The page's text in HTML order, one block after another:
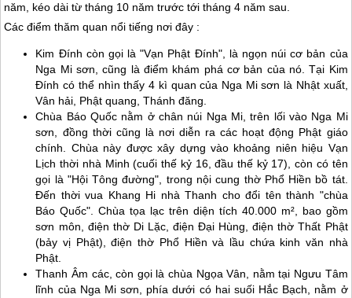
năm, kéo dài từ tháng 10 năm trước tới tháng 4 năm sau.
Các điểm thăm quan nổi tiếng nơi đây :
Kim Đính còn gọi là "Vạn Phật Đính", là ngọn núi cơ bản của
Nga Mi sơn, cũng là điểm khám phá cơ bản của nó. Tại Kim
Đính có thể nhìn thấy 4 kì quan của Nga Mi sơn là Nhật xuất,
Vân hải, Phật quang, Thánh đăng.
Chùa Báo Quốc nằm ở chân núi Nga Mi, trên lối vào Nga Mi
sơn, đồng thời cũng là nơi diễn ra các hoạt động Phật giáo
chính. Chùa này được xây dựng vào khoảng niên hiệu Vạn
Lịch thời nhà Minh (cuối thế kỷ 16, đầu thế kỷ 17), còn có tên
gọi là "Hội Tông đường", trong nội cung thờ Phổ Hiền bồ tát.
Đến thời vua Khang Hi nhà Thanh cho đổi tên thành "chùa
Báo Quốc". Chùa tọa lạc trên diện tích 40.000 m², bao gồm
sơn môn, điện thờ Di Lặc, điện Đại Hùng, điện thờ Thất Phật
(bảy vị Phật), điện thờ Phổ Hiền và lầu chứa kinh văn nhà
Phật.
Thanh Âm các, còn gọi là chùa Ngọa Vân, nằm tại Ngưu Tâm
lĩnh của Nga Mi sơn, phía dưới có hai suối Hắc Bạch, nằm ở